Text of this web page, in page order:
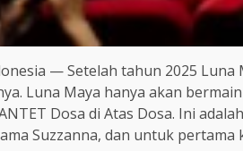
— Setelah tahun 2025
Luna Maya hanya akan
Dosa di Atas Dosa. Ini
Suzzanna, dan untuk